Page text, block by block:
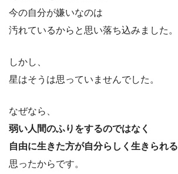
今の自分が嫌いなのは
汚れているからと思い落ち込みました。
しかし、
星はそうは思っていませんでした。
なぜなら、
弱い人間のふりをするのではなく
自由に生きた方が自分らしく生きられる
思ったからです。